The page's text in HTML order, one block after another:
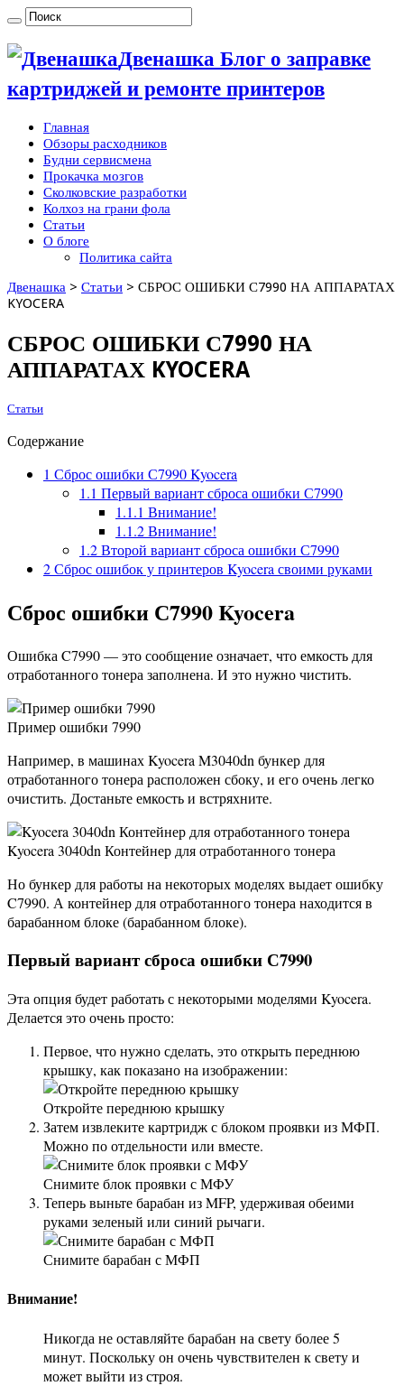
Двенашка Блог о заправке
картриджей и ремонте принтеров
Главная
Обзоры расходников
Будни сервисмена
Прокачка мозгов
Сколковские разработки
Колхоз на грани фола
Статьи
О блоге
Политика сайта
Двенашка > Статьи > СБРОС ОШИБКИ С7990 НА АППАРАТАХ
KYOCERA
СБРОС ОШИБКИ С7990 НА
АППАРАТАХ KYOCERA
Статьи
Содержание
1 Сброс ошибки С7990 Kyocera
1.1 Первый вариант сброса ошибки С7990
1.1.1 Внимание!
1.1.2Внимание!
1.2Второй вариант сброса ошибки С7990
2Сброс ошибок у принтеров Kyocera своими руками
Сброс ошибки С7990 Kyocera
Ошибка C7990 — это сообщение означает, что емкость для
отработанного тонера заполнена. И это нужно чистить.
Пример ошибки 7990
Например, в машинах Kyocera M3040dn бункер для
отработанного тонера расположен сбоку, и его очень легко
очистить. Достаньте емкость и встряхните.
Kyocera 3040dn Контейнер для отработанного тонера
Но бункер для работы на некоторых моделях выдает ошибку
C7990. А контейнер для отработанного тонера находится в
барабанном блоке (барабанном блоке).
Первый вариант сброса ошибки С7990
Эта опция будет работать с некоторыми моделями Kyocera.
Делается это очень просто:
Первое, что нужно сделать, это открыть переднюю
крышку, как показано на изображении:
Откройте переднюю крышку
Затем извлеките картридж с блоком проявки из МФП.
Можно по отдельности или вместе.
Снимите блок проявки с МФУ
Теперь выньте барабан из MFP, удерживая обеими
руками зеленый или синий рычаги.
Снимите барабан с МФП
Внимание!
Никогда не оставляйте барабан на свету более 5
минут. Поскольку он очень чувствителен к свету и
может выйти из строя.